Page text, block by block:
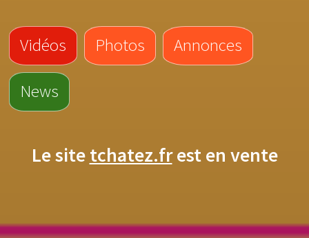
Vidéos Photos Annonces
News
Le sitetchatez.frest en vente